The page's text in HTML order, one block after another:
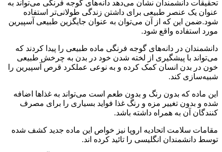
تحقیقات دانشمندان نشان می‌دهد دانه‌های گوجه فرنگی می‌تواند به
عنوان یک عنصر طبیعی برای داشتن زندگی طولانی‌تر استفاده
شود.ضمن این که از آن می‌توان به عنوان جایگزین طبیعی آسپیرین
مورد استفاده واقع شود.
دانشمندان در دانه‌های گوجه فرنگی ماده طبیعی را پیدا کردند که
می‌تواند با پیشگیری از لخته شدن خود در بدن به چرخش طبیعی
خون در بدن انسان کمک کرده و به نوعی عملکرد قرص آسپیرین را
شبیه‌سازی کند.
این ماده که بدون رنگ و بدون طعم است می‌تواند به غذاها اضافه
شده و بدون تغییر مزه و رنگ غذا فواید بسیاری را برای مصرف
کنندگان آن به همراه داشته باشد.
مقامات سلامت اتحادیه اروپا نیز خواص این ماده جدید کشف شده
توسط دانشمندان انگلیسی را تائید کرده اند.